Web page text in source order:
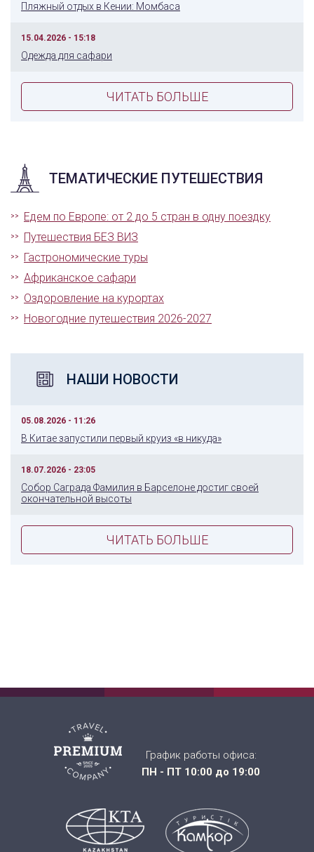
Пляжный отдых в Кении: Момбаса
15.04.2026 - 15:18
Одежда для сафари
ЧИТАТЬ БОЛЬШЕ
ТЕМАТИЧЕСКИЕ ПУТЕШЕСТВИЯ
Едем по Европе: от 2 до 5 стран в одну поездку
Путешествия БЕЗ ВИЗ
Гастрономические туры
Африканское сафари
Оздоровление на курортах
Новогодние путешествия 2026-2027
НАШИ НОВОСТИ
05.08.2026 - 11:26
В Китае запустили первый круиз «в никуда»
18.07.2026 - 23:05
Собор Саграда Фамилия в Барселоне достиг своей
окончательной высоты
ЧИТАТЬ БОЛЬШЕ
График работы офиса:
ПН - ПТ 10:00 до 19:00